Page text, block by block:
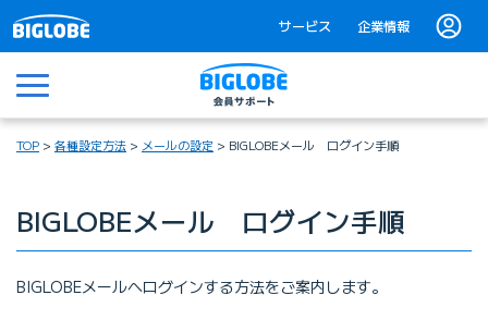
サービス 企業情報
メニュー
TOP 各種設定方法 メールの設定 BIGLOBEメール ログイン手順
BIGLOBEメール ログイン手順
BIGLOBEメールへログインする方法をご案内します。